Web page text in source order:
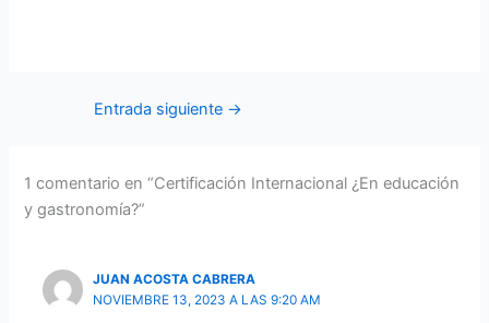
Entrada siguiente →
1 comentario en “Certificación Internacional ¿En educación
y gastronomía?”
JUAN ACOSTA CABRERA
NOVIEMBRE 13, 2023 A LAS 9:20 AM